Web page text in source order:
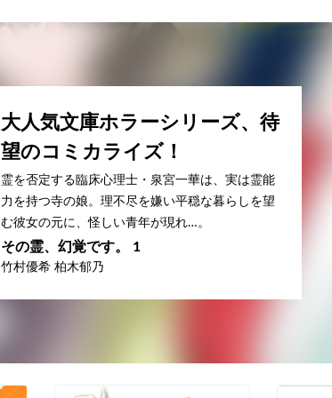
大人気文庫ホラーシリーズ、待
望のコミカライズ！
霊を否定する臨床心理士・泉宮一華は、実は霊能
力を持つ寺の娘。理不尽を嫌い平穏な暮らしを望
む彼女の元に、怪しい青年が現れ…。
その霊、幻覚です。 1
竹村優希 柏木郁乃